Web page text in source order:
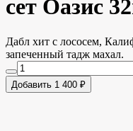
сет Оазис
Дабл хит с лососем,
запеченный тадж махал.
Добавить 1 400 ₽